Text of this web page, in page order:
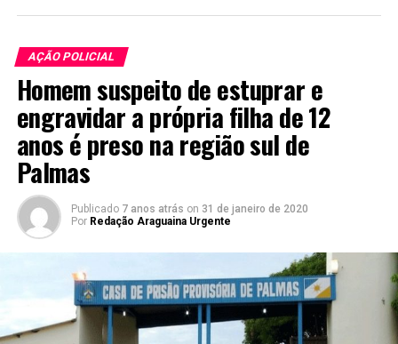
AÇÃO POLICIAL
Homem suspeito de estuprar e
engravidar a própria filha de 12
anos é preso na região sul de
Palmas
Publicado 7 anos atrás on 31 de janeiro de 2020
Por Redação Araguaina Urgente